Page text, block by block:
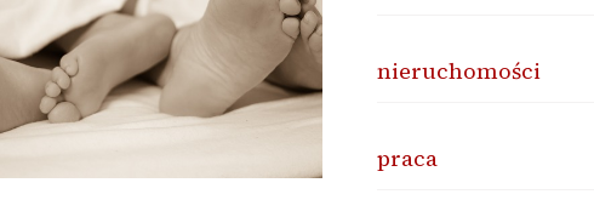
nieruchomości
praca